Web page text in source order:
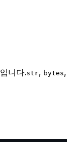
입니다.str, bytes,